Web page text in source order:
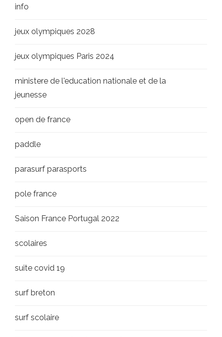
info
jeux olympiques 2028
jeux olympiques Paris 2024
ministere de l'education nationale et de la
jeunesse
open de france
paddle
parasurf parasports
pole france
Saison France Portugal 2022
scolaires
suite covid 19
surf breton
surf scolaire